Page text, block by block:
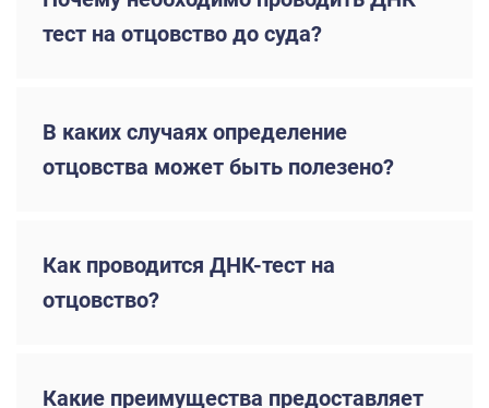
тест на отцовство до суда?
В каких случаях определение
отцовства может быть полезено?
Как проводится ДНК-тест на
отцовство?
Какие преимущества предоставляет